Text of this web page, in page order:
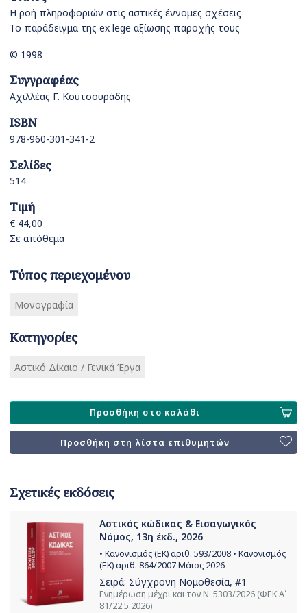
Η ροή πληροφοριών στις αστικές έννομες σχέσεις
Το παράδειγμα της ex lege αξίωσης παροχής τους
© 1998
Συγγραφέας
Αχιλλέας Γ. Κουτσουράδης
ISBN
978-960-301-341-2
Σελίδες
514
Τιμή
€ 44,00
Σε απόθεμα
Τύπος περιεχομένου
Μονογραφία
Κατηγορίες
Αστικό Δίκαιο / Γενικά Έργα
Προσθήκη στο καλάθι
Προσθήκη στη λίστα επιθυμητών
Σχετικές εκδόσεις
Αστικός κώδικας & Εισαγωγικός
Νόμος, 13η έκδ., 2026
• Κανονισμός (ΕΚ) αριθ. 593/2008 • Κανονισμός
(ΕΚ) αριθ. 864/2007 Μάιος 2026
Σειρά: Σύγχρονη Νομοθεσία, #1
Ενημέρωση μέχρι και τον Ν. 5303/2026 (ΦΕΚ Α΄
81/22.5.2026)